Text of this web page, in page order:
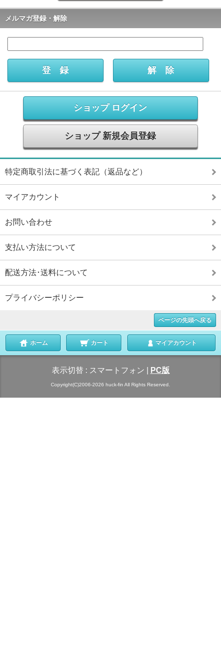
メルマガ登録・解除
ショップ ログイン
ショップ 新規会員登録
特定商取引法に基づく表記（返品など）
マイアカウント
お問い合わせ
支払い方法について
配送方法･送料について
プライバシーポリシー
ページの先頭へ戻る
ホーム カート マイアカウント
表示切替 : スマートフォン PC版
Copyright(C)2006-2026 huck-fin All Rights Reserved.